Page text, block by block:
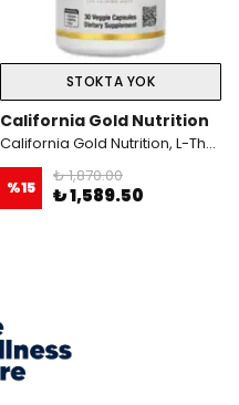
STOKTA YOK
California Gold Nutrition
California Gold Nutrition, L-Theanine, Featuring AlphaWave, 100 mg, 30 Veggie Kapsül
%15
₺ 1,870.00
₺ 1,589.50